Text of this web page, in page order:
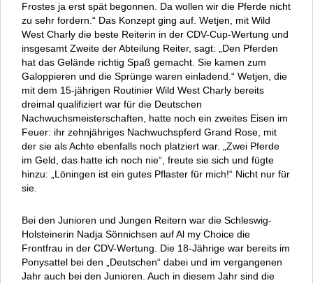
Frostes ja erst spät begonnen. Da wollen wir die Pferde nicht
zu sehr fordern.“ Das Konzept ging auf. Wetjen, mit Wild
West Charly die beste Reiterin in der CDV-Cup-Wertung und
insgesamt Zweite der Abteilung Reiter, sagt: „Den Pferden
hat das Gelände richtig Spaß gemacht. Sie kamen zum
Galoppieren und die Sprünge waren einladend.“ Wetjen, die
mit dem 15-jährigen Routinier Wild West Charly bereits
dreimal qualifiziert war für die Deutschen
Nachwuchsmeisterschaften, hatte noch ein zweites Eisen im
Feuer: ihr zehnjähriges Nachwuchspferd Grand Rose, mit
der sie als Achte ebenfalls noch platziert war. „Zwei Pferde
im Geld, das hatte ich noch nie“, freute sie sich und fügte
hinzu: „Löningen ist ein gutes Pflaster für mich!“ Nicht nur für
sie.
Bei den Junioren und Jungen Reitern war die Schleswig-
Holsteinerin Nadja Sönnichsen auf Al my Choice die
Frontfrau in der CDV-Wertung. Die 18-Jährige war bereits im
Ponysattel bei den „Deutschen“ dabei und im vergangenen
Jahr auch bei den Junioren. Auch in diesem Jahr sind die